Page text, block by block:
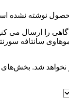
نوشته نشده
را ارسال می
سانتافه
نخواهد شد. بخش‌های